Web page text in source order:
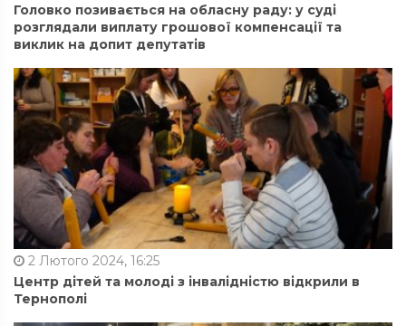
Головко позивається на обласну раду: у суді
розглядали виплату грошової компенсації та
виклик на допит депутатів
2 Лютого 2024, 16:25
Центр дітей та молоді з інвалідністю відкрили в
Тернополі